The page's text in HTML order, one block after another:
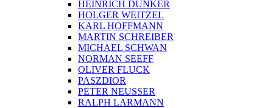
HEINRICH DUNKER
HOLGER WEITZEL
KARL HOFFMANN
MARTIN SCHREIBER
MICHAEL SCHWAN
NORMAN SEEFF
OLIVER FLUCK
PASZDIOR
PETER NEUSSER
RALPH LARMANN